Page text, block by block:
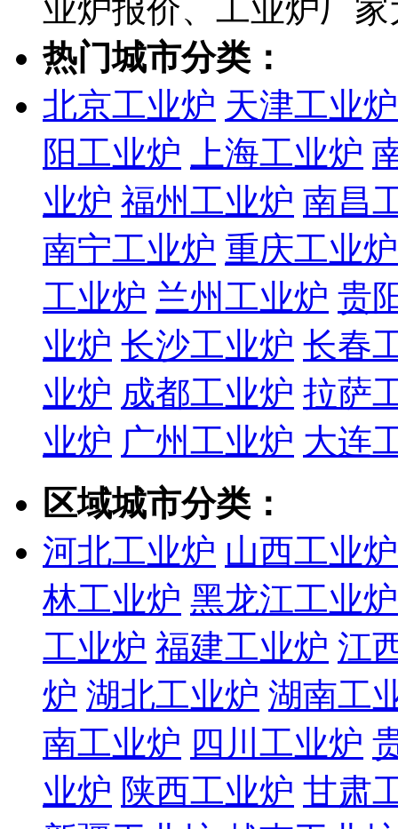
业炉报价、工业炉厂
热门城市分类：
北京工业炉 天津工业炉
阳工业炉
上海工业炉
业炉 福州工业炉 南昌
南宁工业炉 重庆工业炉
工业炉 兰州工业炉 贵
业炉 长沙工业炉 长春
业炉 成都工业炉 拉萨
业炉 广州工业炉 大连
区域城市分类：
河北工业炉 山西工业炉
林工业炉 黑龙江工业炉
工业炉 福建工业炉 江
炉 湖北工业炉 湖南工
南工业炉 四川工业炉
业炉 陕西工业炉 甘肃